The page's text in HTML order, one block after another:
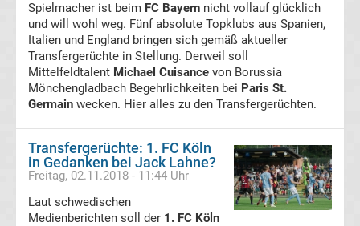
Europa
League
Ergebnisse
League
Erg.
Spielmacher ist beim FC Bayern nicht vollauf glücklich
und will wohl weg. Fünf absolute Topklubs aus Spanien,
Italien und England bringen sich gemäß aktueller
Transfergerüchte in Stellung. Derweil soll
Mittelfeldtalent Michael Cuisance von Borussia
Mönchengladbach Begehrlichkeiten bei Paris St.
Germain wecken. Hier alles zu den Transfergerüchten.
Transfergerüchte: 1. FC Köln
in Gedanken bei Jack Lahne?
Freitag, 02.11.2018 - 11:44 Uhr
Laut schwedischen
Medienberichten soll der 1. FC Köln